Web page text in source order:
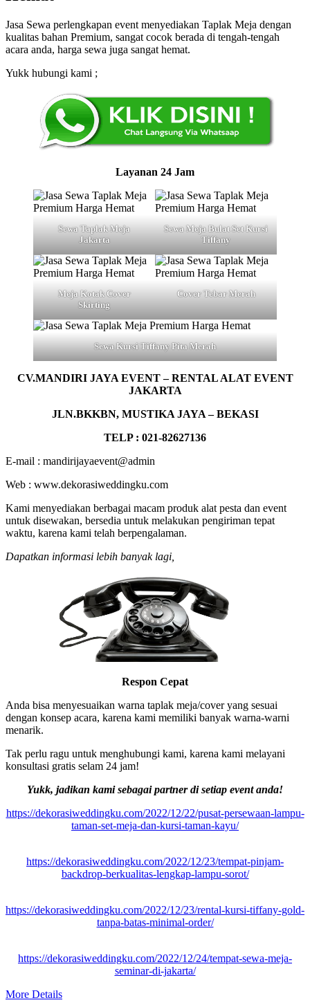
Jasa Sewa perlengkapan event menyediakan Taplak Meja dengan
kualitas bahan Premium, sangat cocok berada di tengah-tengah
acara anda, harga sewa juga sangat hemat.
Yukk hubungi kami ;
Layanan 24 Jam
Sewa Taplak Meja
Jakarta
Sewa Meja Bulat Set Kursi
Tiffany
Meja Kotak Cover
Skirting
Cover Tebar Merah
Sewa Kursi Tiffany Pita Merah
CV.MANDIRI JAYA EVENT – RENTAL ALAT EVENT
JAKARTA
JLN.BKKBN, MUSTIKA JAYA – BEKASI
TELP : 021-82627136
E-mail : mandirijayaevent@admin
Web : www.dekorasiweddingku.com
Kami menyediakan berbagai macam produk alat pesta dan event
untuk disewakan, bersedia untuk melakukan pengiriman tepat
waktu, karena kami telah berpengalaman.
Dapatkan informasi lebih banyak lagi,
Respon Cepat
Anda bisa menyesuaikan warna taplak meja/cover yang sesuai
dengan konsep acara, karena kami memiliki banyak warna-warni
menarik.
Tak perlu ragu untuk menghubungi kami, karena kami melayani
konsultasi gratis selam 24 jam!
Yukk, jadikan kami sebagai partner di setiap event anda!
https://dekorasiweddingku.com/2022/12/22/pusat-persewaan-lampu-
taman-set-meja-dan-kursi-taman-kayu/
https://dekorasiweddingku.com/2022/12/23/tempat-pinjam-
backdrop-berkualitas-lengkap-lampu-sorot/
https://dekorasiweddingku.com/2022/12/23/rental-kursi-tiffany-gold-
tanpa-batas-minimal-order/
https://dekorasiweddingku.com/2022/12/24/tempat-sewa-meja-
seminar-di-jakarta/
More Details